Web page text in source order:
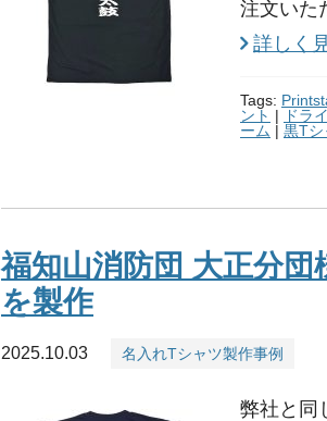
注文いた
詳しく
Tags:
ント | ドラ
ーム | 黒Tシ
福知山消防団 大正分
を製作
2025.10.03 名入れTシャツ製作事例
弊社と同